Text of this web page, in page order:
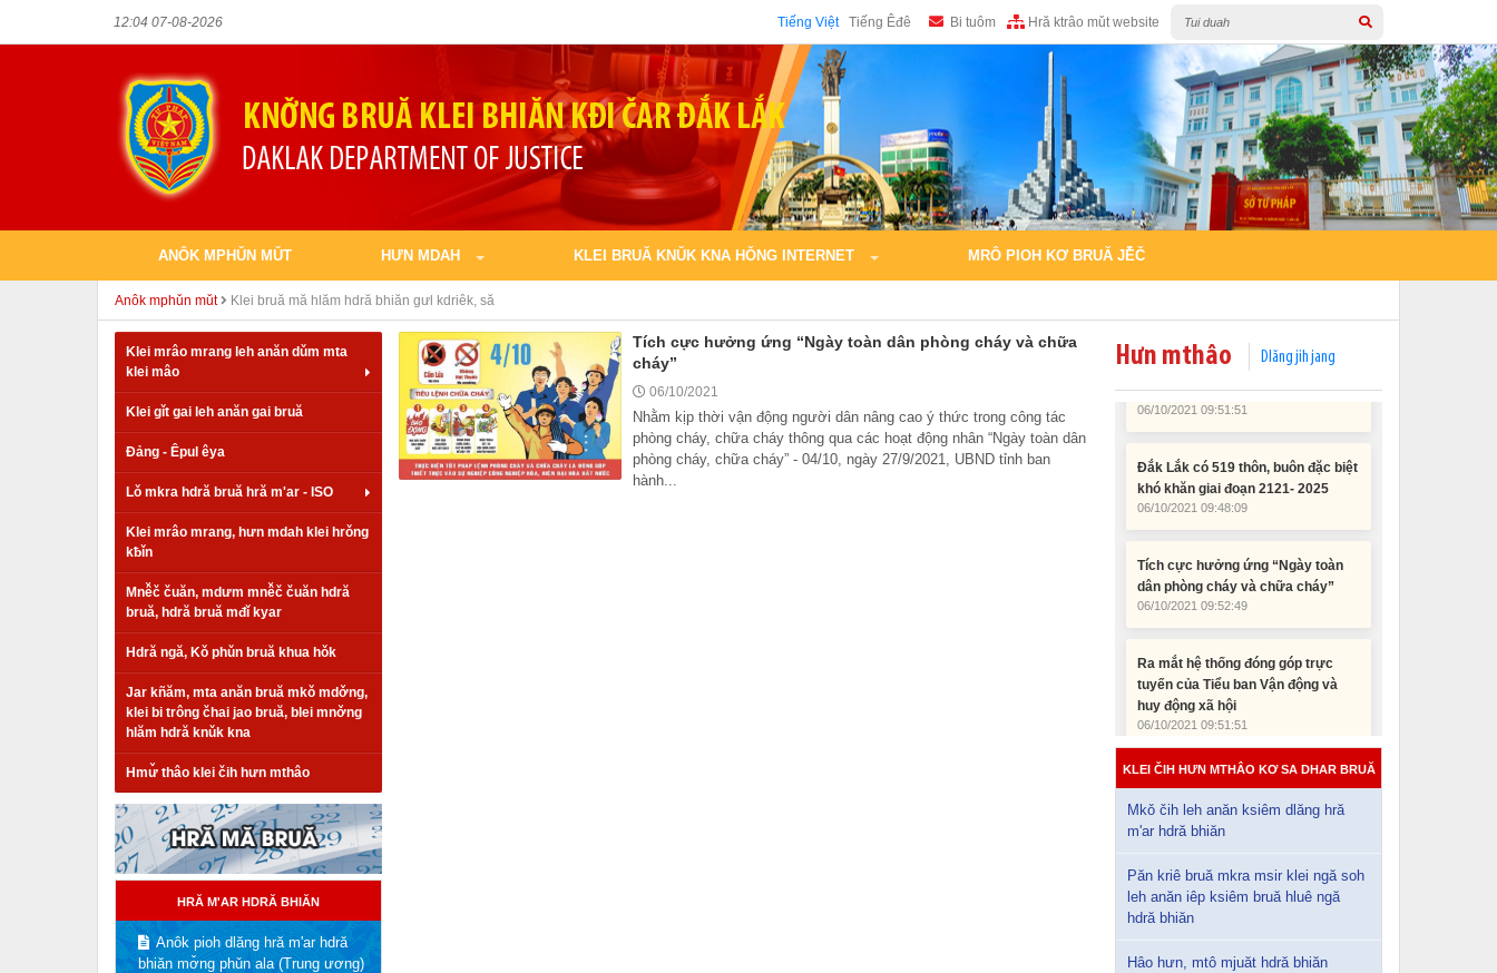
12:04 07-08-2026 Tiếng Việt Tiếng Êđê Bi tuôm Hră ktrâo mǔt website
ANÔK MPHǓN MǓT HƯN MDAH KLEI BRUĂ KNǓK KNA HǑNG INTERNET MRÔ PIOH KƠ BRUĂ JÊ̌Č
Anôk mphǔn mǔt Klei bruă mă hlăm hdră bhiăn gưl kdriêk, să
Klei mrâo mrang leh anăn dǔm mta
klei mâo
Klei gǐt gai leh anăn gai bruă
Đảng - Êpul êya
Lǒ mkra hdră bruă hră m'ar - ISO
Klei mrâo mrang, hưn mdah klei hrǒng
kƀǐn
Mnê̌č čuăn, mdưm mnê̌č čuăn hdră
bruă, hdră bruă mđǐ kyar
Hdră ngă, Kǒ phǔn bruă khua hǒk
Jar kñăm, mta anăn bruă mkǒ mdơ̌ng,
klei bi trông čhai jao bruă, blei mnơ̌ng
hlăm hdră knǔk kna
Hmư̌ thâo klei čih hưn mthâo
HRĂ M'AR HDRĂ BHIĂN
Anôk pioh dlăng hră m'ar hdră
bhiăn mơ̌ng phǔn ala (Trung ương)
Tích cực hưởng ứng “Ngày toàn dân phòng cháy và chữa
cháy”
06/10/2021
Nhằm kịp thời vận động người dân nâng cao ý thức trong công tác
phòng cháy, chữa cháy thông qua các hoạt động nhân “Ngày toàn dân
phòng cháy, chữa cháy” - 04/10, ngày 27/9/2021, UBND tỉnh ban
hành...
Hưn mthâo Dlăng jih jang
Tích cực hưởng ứng “Ngày toàn
dân phòng cháy và chữa cháy”
tuyến của Tiểu ban Vận động và
06/10/2021 09:51:51
khó khăn giai đoạn 2121- 2025
06/10/2021 09:48:09
dân phòng cháy và chữa cháy”
06/10/2021 09:52:49
tuyến của Tiểu ban Vận động và
huy động xã hội
06/10/2021 09:51:51
Đắk Lắk có 519 thôn, buôn đặc biệt
06/10/2021 09:48:09
KLEI ČIH HƯN MTHÂO KƠ SA DHAR BRUĂ
Mkǒ čih leh anăn ksiêm dlăng hră
m'ar hdră bhiăn
Păn kriê bruă mkra msir klei ngă soh
leh anăn iêp ksiêm bruă hluê ngă
hdră bhiăn
Hâo hưn, mtô mjuăt hdră bhiăn